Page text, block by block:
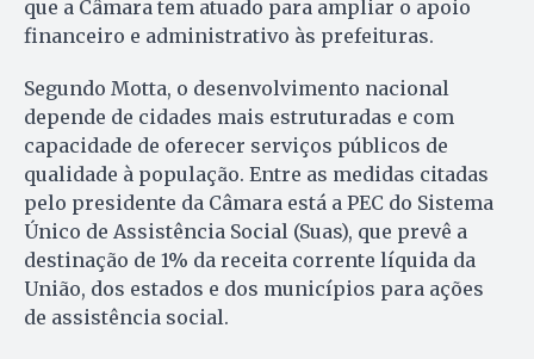
que a Câmara tem atuado para ampliar o apoio
financeiro e administrativo às prefeituras.
Segundo Motta, o desenvolvimento nacional
depende de cidades mais estruturadas e com
capacidade de oferecer serviços públicos de
qualidade à população. Entre as medidas citadas
pelo presidente da Câmara está a PEC do Sistema
Único de Assistência Social (Suas), que prevê a
destinação de 1% da receita corrente líquida da
União, dos estados e dos municípios para ações
de assistência social.